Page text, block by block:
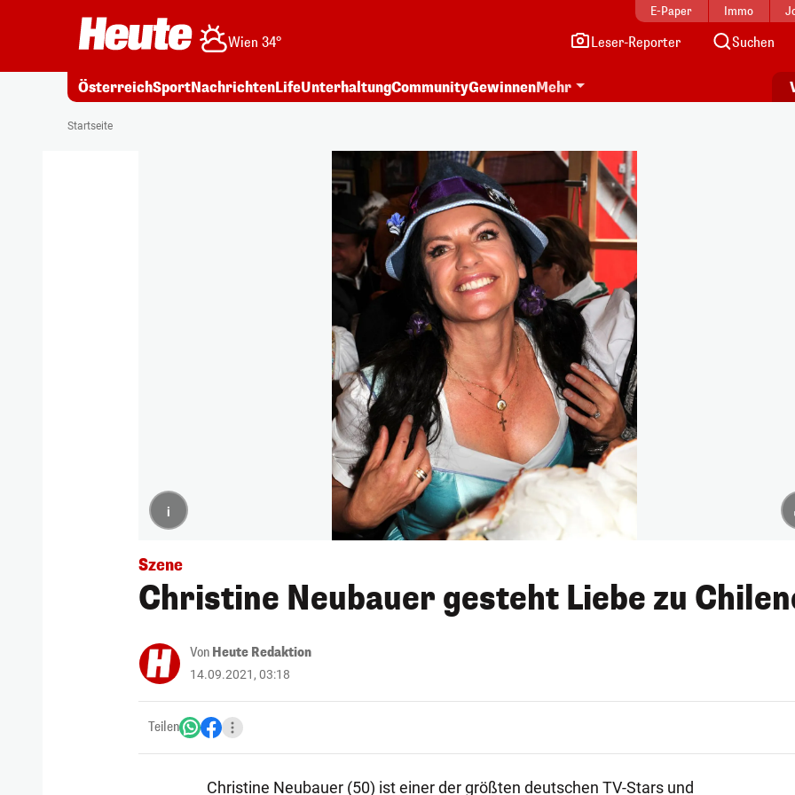
E-Paper Immo
Wien 34° Leser-Reporter Suchen
ÖsterreichSportNachrichtenLifeUnterhaltungCommunityGewinnenMehr
Startseite
i
Szene
Christine Neubauer gesteht Liebe zu
Von Heute Redaktion
14.09.2021, 03:18
Teilen
Christine Neubauer (50) ist einer der größten deutschen TV-Stars und